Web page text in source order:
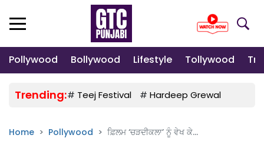
Pollywood Bollywood Lifestyle Tollywood
Trending:# Teej Festival # Hardeep Grewal
Home Pollywood ਫ਼ਿਲਮ ‘ਚੜਦੀਕਲਾ’ ਨੂੰ ਵੇਖ ਕੇ...